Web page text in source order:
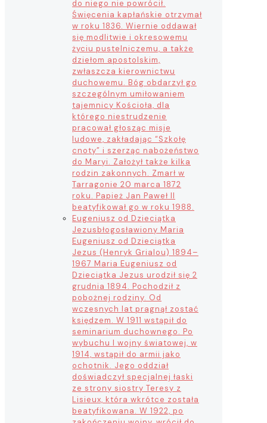
do niego nie powrócił.
Święcenia kapłańskie otrzymał
w roku 1836. Wiernie oddawał
się modlitwie i okresowemu
życiu pustelniczemu, a także
dziełom apostolskim,
zwłaszcza kierownictwu
duchowemu. Bóg obdarzył go
szczególnym umiłowaniem
tajemnicy Kościoła, dla
którego niestrudzenie
pracował głosząc misje
ludowe, zakładając “Szkołę
cnoty” i szerząc nabożeństwo
do Maryi. Założył także kilka
rodzin zakonnych. Zmarł w
Tarragonie 20 marca 1872
roku. Papież Jan Paweł II
beatyfikował go w roku 1988.
Eugeniusz od Dzieciątka
Jezusbłogosławiony Maria
Eugeniusz od Dzieciątka
Jezus (Henryk Grialou) 1894–
1967 Maria Eugeniusz od
Dzieciątka Jezus urodził się 2
grudnia 1894. Pochodził z
pobożnej rodziny. Od
wczesnych lat pragnął zostać
księdzem. W 1911 wstąpił do
seminarium duchownego. Po
wybuchu I wojny światowej, w
1914, wstąpił do armii jako
ochotnik. Jego oddział
doświadczył specjalnej łaski
ze strony siostry Teresy z
Lisieux, która wkrótce została
beatyfikowana. W 1922, po